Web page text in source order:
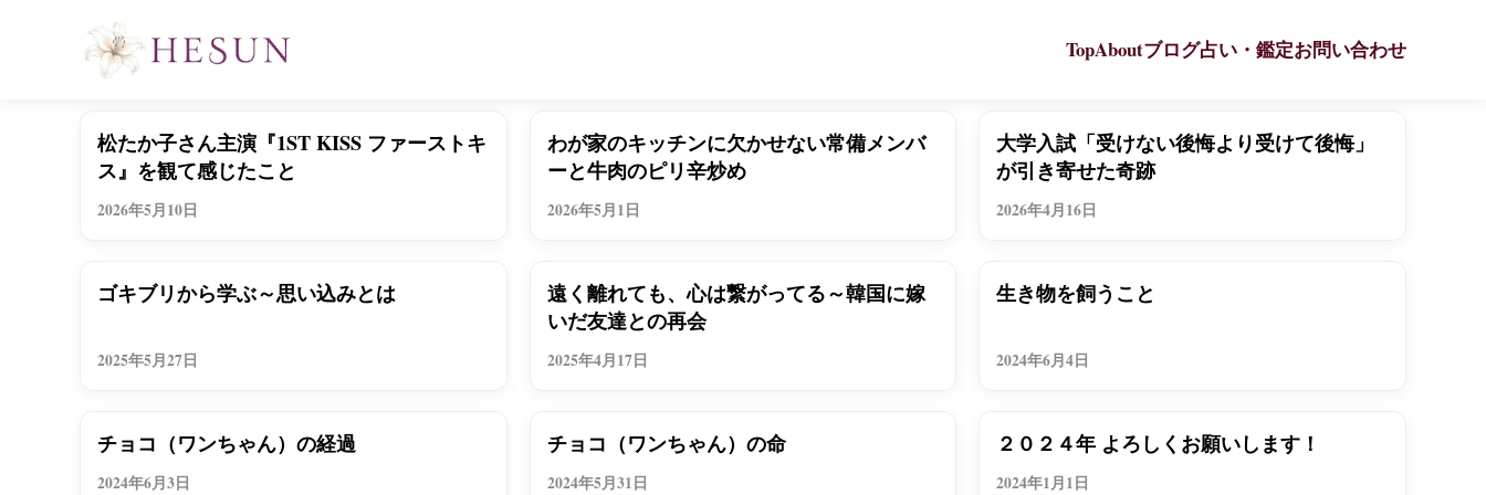
TopAboutブログ占い・鑑定お問い合わせ
松たか子さん主演『1ST KISS ファーストキ
ス』を観て感じたこと
2026年5月10日
わが家のキッチンに欠かせない常備メンバ
ーと牛肉のピリ辛炒め
2026年5月1日
大学入試「受けない後悔より受けて後悔」
が引き寄せた奇跡
2026年4月16日
ゴキブリから学ぶ～思い込みとは
2025年5月27日
遠く離れても、心は繋がってる～韓国に嫁
いだ友達との再会
2025年4月17日
生き物を飼うこと
2024年6月4日
チョコ（ワンちゃん）の経過
2024年6月3日
チョコ（ワンちゃん）の命
2024年5月31日
２０２４年 よろしくお願いします！
2024年1月1日